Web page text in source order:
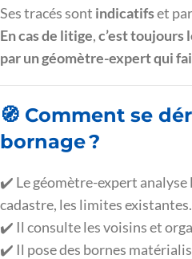
Ses tracés sont indicatifset
En cas de litige,c’est toujours
par un géomètre-expert qui
🧭 Comment se
bornage ?
✔️ Le géomètre-expert
cadastre, les limites existantes.
✔️ Il consulte les voisins et
✔️ Il pose des bornes